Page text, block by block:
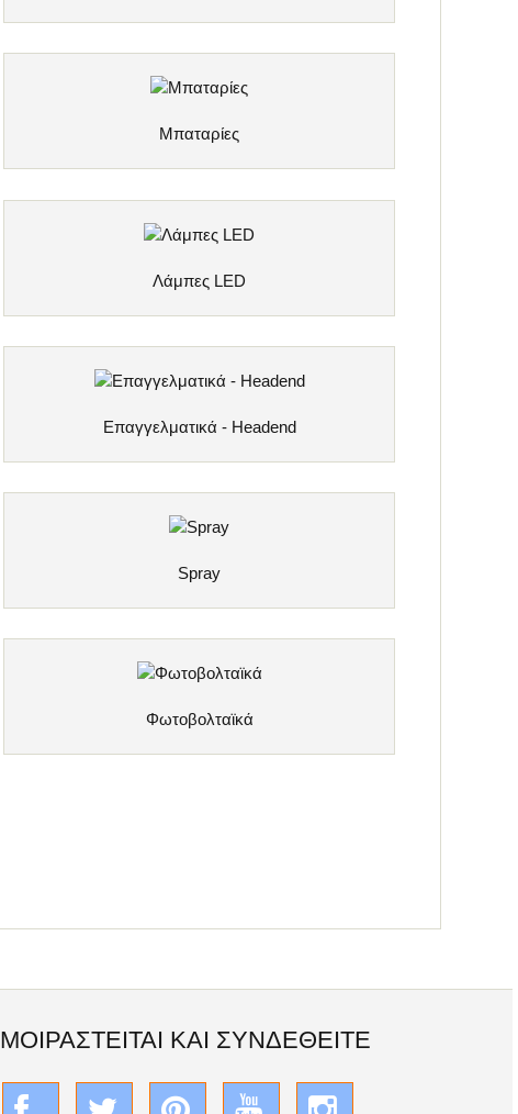
Μπαταρίες
Λάμπες LED
Επαγγελματικά - Headend
Spray
Φωτοβολταϊκά
ΜΟΙΡΑΣΤΕΊΤΑΙ ΚΑΙ ΣΥΝΔΕΘΕΊΤΕ